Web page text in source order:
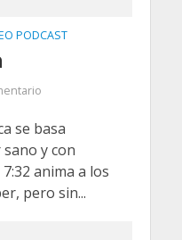
PODCAST
se basa
y con
anima a los
pero sin...